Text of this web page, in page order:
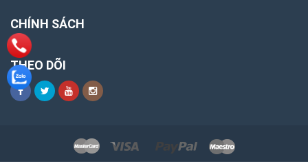
CHÍNH SÁCH
THEO DÕI